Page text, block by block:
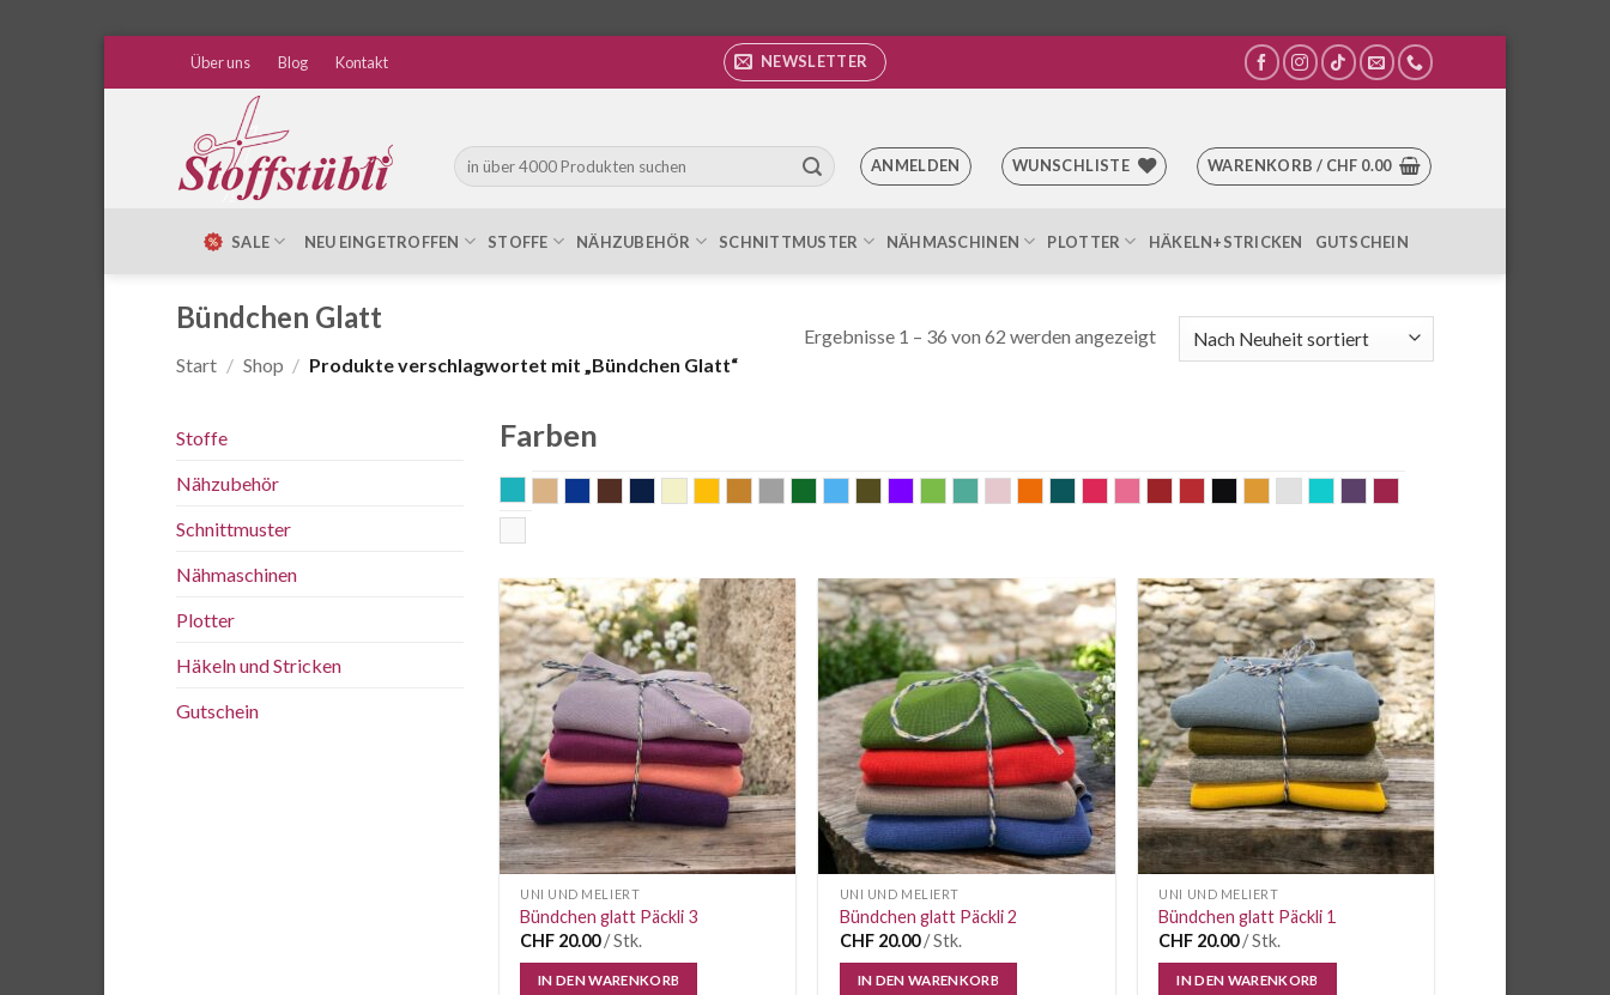
Über uns Blog Kontakt NEWSLETTER
Suche
nach:
ANMELDEN WUNSCHLISTE WARENKORB / CHF 0.00
SALE NEU EINGETROFFEN STOFFE NÄHZUBEHÖR SCHNITTMUSTER NÄHMASCHINEN PLOTTER HÄKELN+STRICKEN GUTSCHEIN
Bündchen Glatt
Start / Shop / Produkte verschlagwortet mit „Bündchen Glatt“
Ergebnisse 1 – 36 von 62 werden angezeigtNach
Aktualität
Stoffe
Nähzubehör
Schnittmuster
Nähmaschinen
Plotter
Häkeln und Stricken
Gutschein
Farben
Auf die
Wunschliste
UNI UND MELIERT
Bündchen glatt Päckli 3
CHF 20.00/ Stk.
IN DEN WARENKORB
Auf die
Wunschliste
UNI UND MELIERT
Bündchen glatt Päckli 2
CHF20.00/ Stk.
IN DEN WARENKORB
Auf die
Wunschliste
UNI UND MELIERT
Bündchen glatt Päckli 1
CHF 20.00/ Stk.
IN DEN WARENKORB